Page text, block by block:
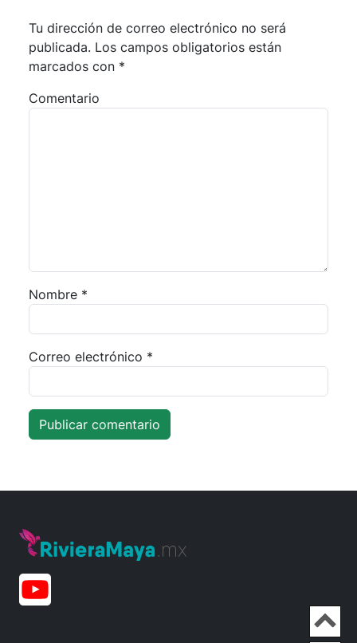
Tu dirección de correo electrónico no será
publicada. Los campos obligatorios están
marcados con *
Comentario
Nombre *
Correo electrónico *